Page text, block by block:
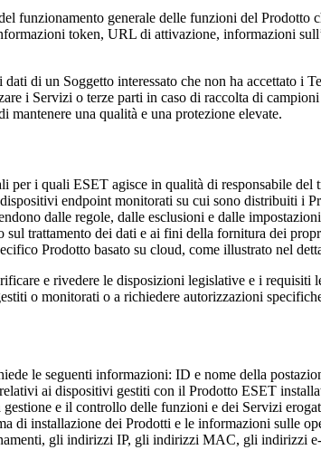
funzionamento generale delle funzioni del Prodotto
token, URL di attivazione, informazioni
di un Soggetto interessato che non ha accettato i
i Servizi o terze parti in caso di raccolta di
una qualità e una protezione elevate.
i quali ESET agisce in qualità di responsabile
endpoint monitorati su cui sono distribuiti i
dalle regole, dalle esclusioni e dalle
trattamento dei dati e ai fini della fornitura dei
Prodotto basato su cloud, come illustrato nel
e rivedere le disposizioni legislative e i requisiti
o monitorati o a richiedere autorizzazioni
le seguenti informazioni: ID e nome della
ai dispositivi gestiti con il Prodotto ESET
e il controllo delle funzioni e dei Servizi
di installazione dei Prodotti e le informazioni sulle
gli indirizzi IP, gli indirizzi MAC, gli indirizzi